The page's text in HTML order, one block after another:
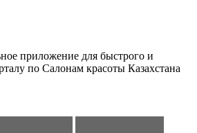
приложение для быстрого и
по Салонам красоты Казахстана